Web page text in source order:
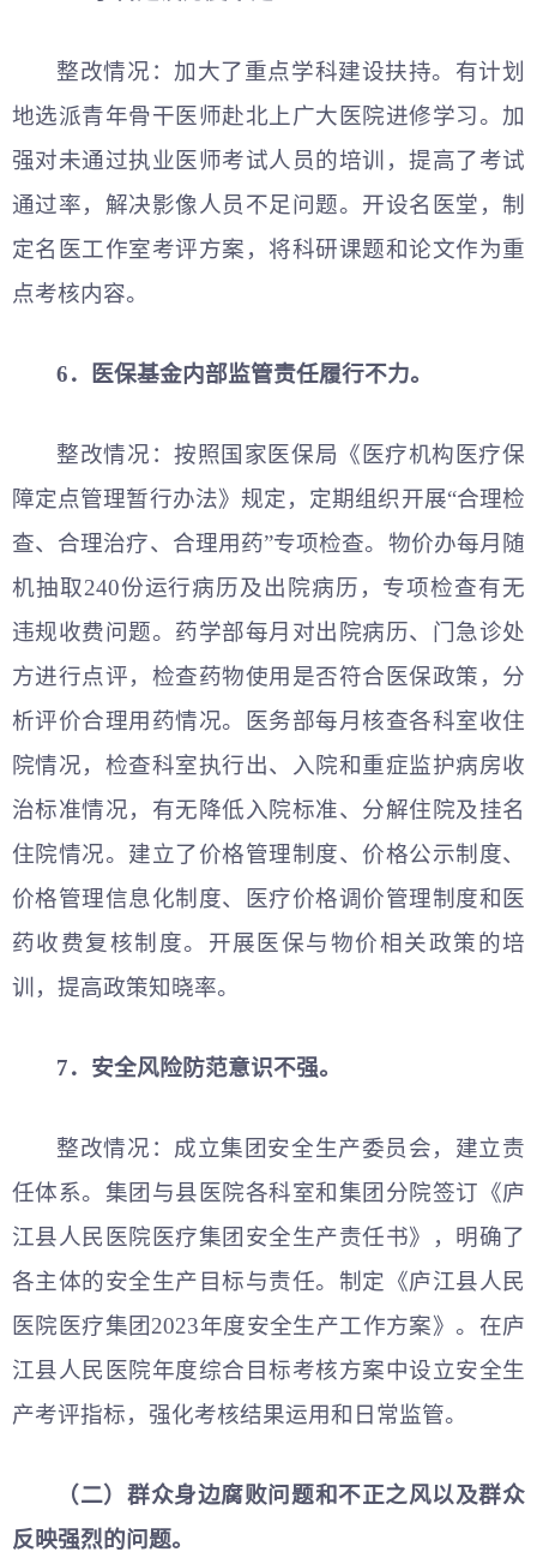
整改情况：加大了重点学科建设扶持。有计划
地选派青年骨干医师赴北上广大医院进修学习。加
强对未通过执业医师考试人员的培训，提高了考试
通过率，解决影像人员不足问题。开设名医堂，制
定名医工作室考评方案，将科研课题和论文作为重
点考核内容。
6．医保基金内部监管责任履行不力。
整改情况：按照国家医保局《医疗机构医疗保
障定点管理暂行办法》规定，定期组织开展“合理检
查、合理治疗、合理用药”专项检查。物价办每月随
机抽取240份运行病历及出院病历，专项检查有无
违规收费问题。药学部每月对出院病历、门急诊处
方进行点评，检查药物使用是否符合医保政策，分
析评价合理用药情况。医务部每月核查各科室收住
院情况，检查科室执行出、入院和重症监护病房收
治标准情况，有无降低入院标准、分解住院及挂名
住院情况。建立了价格管理制度、价格公示制度、
价格管理信息化制度、医疗价格调价管理制度和医
药收费复核制度。开展医保与物价相关政策的培
训，提高政策知晓率。
7．安全风险防范意识不强。
整改情况：成立集团安全生产委员会，建立责
任体系。集团与县医院各科室和集团分院签订《庐
江县人民医院医疗集团安全生产责任书》，明确了
各主体的安全生产目标与责任。制定《庐江县人民
医院医疗集团2023年度安全生产工作方案》。在庐
江县人民医院年度综合目标考核方案中设立安全生
产考评指标，强化考核结果运用和日常监管。
（二）群众身边腐败问题和不正之风以及群众
反映强烈的问题。